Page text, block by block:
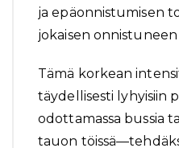
ja epäonnistumisen
jokaisen
Tämä korkean
täydellisesti lyhyisiin
odottamassa bussia
tauon